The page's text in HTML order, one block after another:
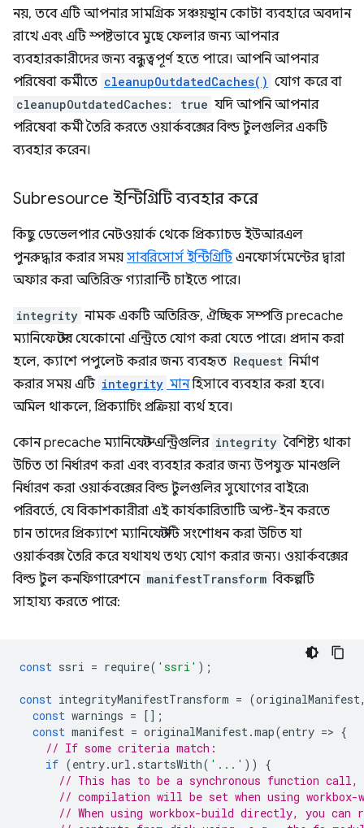
নয়, তবে এটি আপনার সামগ্রিক সঞ্চয়স্থান কোটা ব্যবহারে অবদান
রাখে এবং এটি স্পষ্টভাবে মুছে ফেলার জন্য আপনার
ব্যবহারকারীদের জন্য বন্ধুত্বপূর্ণ হতে পারে। আপনি আপনার
পরিষেবা কর্মীতে cleanupOutdatedCaches() যোগ করে বা
cleanupOutdatedCaches: true যদি আপনি আপনার
পরিষেবা কর্মী তৈরি করতে ওয়ার্কবক্সের বিল্ড টুলগুলির একটি
ব্যবহার করেন।
Subresource ইন্টিগ্রিটি ব্যবহার করে
কিছু ডেভেলপার নেটওয়ার্ক থেকে প্রিক্যাচড ইউআরএল
পুনরুদ্ধার করার সময় সাবরিসোর্স ইন্টিগ্রিটিএনফোর্সমেন্টের দ্বারা
অফার করা অতিরিক্ত গ্যারান্টি চাইতে পারে।
integrity নামক একটি অতিরিক্ত, ঐচ্ছিক সম্পত্তি precache
ম্যানিফেস্টের যেকোনো এন্ট্রিতে যোগ করা যেতে পারে। প্রদান করা
হলে, ক্যাশে পপুলেট করার জন্য ব্যবহৃত Request নির্মাণ
করার সময় এটি integrity মানহিসাবে ব্যবহার করা হবে।
অমিল থাকলে, প্রিক্যাচিং প্রক্রিয়া ব্যর্থ হবে।
কোন precache ম্যানিফেস্ট এন্ট্রিগুলির integrity বৈশিষ্ট্য থাকা
উচিত তা নির্ধারণ করা এবং ব্যবহার করার জন্য উপযুক্ত মানগুলি
নির্ধারণ করা ওয়ার্কবক্সের বিল্ড টুলগুলির সুযোগের বাইরে৷
পরিবর্তে, যে বিকাশকারীরা এই কার্যকারিতাটি অপ্ট-ইন করতে
চান তাদের প্রিক্যাশে ম্যানিফেস্টটি সংশোধন করা উচিত যা
ওয়ার্কবক্স তৈরি করে যথাযথ তথ্য যোগ করার জন্য। ওয়ার্কবক্সের
বিল্ড টুল কনফিগারেশনে manifestTransform বিকল্পটি
সাহায্য করতে পারে:
const ssri = require( 'ssri' );
const integrityManifestTransform = (originalManifest
const warnings = [];
const manifest = originalManifest.map(entry => {
// If some criteria match:
if (entry.url . startsWith( '...' ))
{
// This has to be a synchronous function call,
// compilation will be set when using workbox-
// When using workbox-build directly, you